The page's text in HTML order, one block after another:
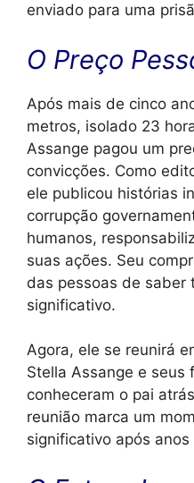
enviado para uma
O Preço
Após mais de cinco
metros, isolado 23
Assange pagou um
convicções. Como
ele publicou histórias
corrupção
humanos,
suas ações. Seu
das pessoas de saber
significativo.
Agora, ele se reunirá
Stella Assange e seus
conheceram o pai
reunião marca um
significativo após